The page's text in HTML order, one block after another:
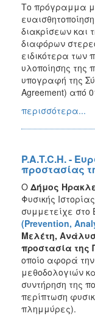
Το πρόγραμμα
διακρίσεων και
διαφόρων
ειδικότερα των
υλοποίησης της
υπογραφή της
Agreement) από
περισσότερα...
P.A.T.C.H. -
προστασίας
Ο Δήμος
Φυσικής
συμμετείχε
(Prevention,
Μελέτη,
προστασία της
οποίο αφορά
μεθοδολογιών
συντήρηση της
περίπτωση
πλημμύρες).